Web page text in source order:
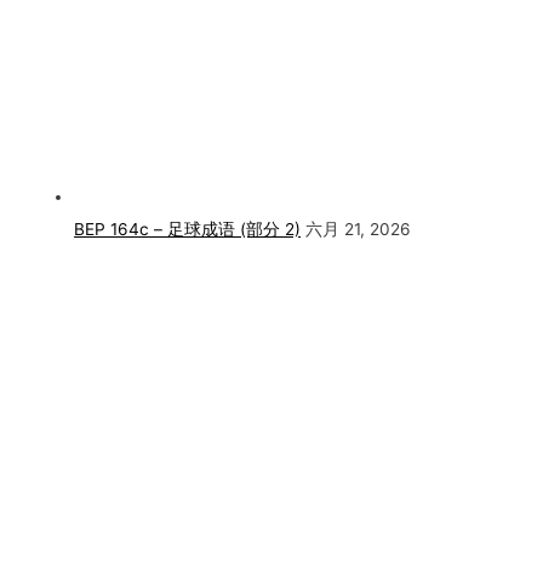
BEP 164c – 足球成语 (部分 2) 六月 21, 2026